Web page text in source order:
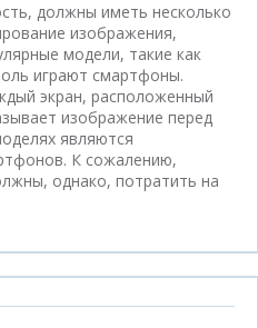
должны иметь несколько
изображения,
модели, такие как
играют смартфоны.
экран, расположенный
изображение перед
являются
К сожалению,
однако, потратить на